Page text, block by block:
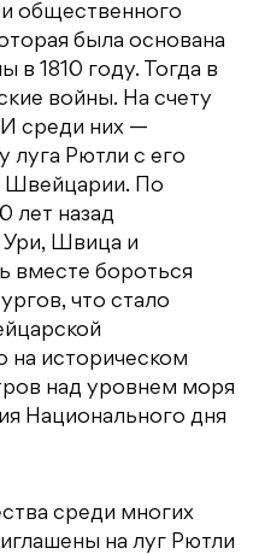
общественного
была основана
в 1810 году. Тогда в
войны. На счету
И среди них —
луга Рютли с его
По
лет назад
Ури, Швица и
вместе бороться
что стало
на историческом
над уровнем моря
Национального дня
среди многих
на луг Рютли